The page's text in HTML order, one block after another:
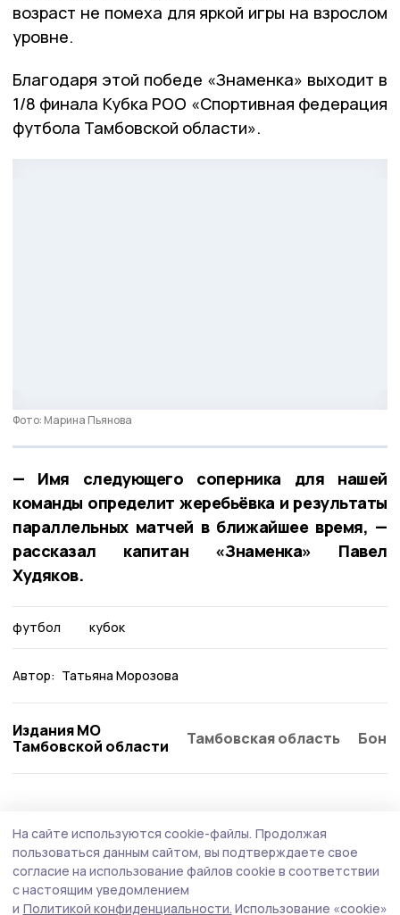
возраст не помеха для яркой игры на взрослом
уровне.
Благодаря этой победе «Знаменка» выходит в
1/8 финала Кубка РОО «Спортивная федерация
футбола Тамбовской области».
Фото: Марина Пьянова
— Имя следующего соперника для нашей
команды определит жеребьёвка и результаты
параллельных матчей в ближайшее время, —
рассказал капитан «Знаменка» Павел
Худяков.
футбол кубок
Автор: Татьяна Морозова
Издания МО
Тамбовской области
Тамбовская область
На сайте используются cookie-файлы. Продолжая
пользоваться данным сайтом, вы подтверждаете свое
согласие на использование файлов cookie в соответствии
с настоящим уведомлением
и Политикой конфиденциальности. Использование «cookie»